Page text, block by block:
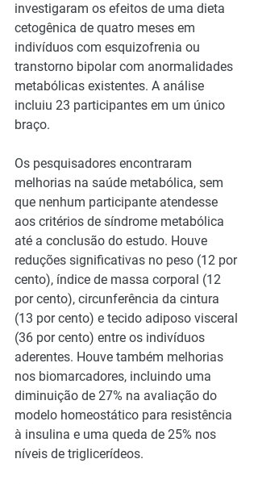
investigaram os efeitos de uma dieta
cetogênica de quatro meses em
indivíduos com esquizofrenia ou
transtorno bipolar com anormalidades
metabólicas existentes. A análise
incluiu 23 participantes em um único
braço.
Os pesquisadores encontraram
melhorias na saúde metabólica, sem
que nenhum participante atendesse
aos critérios de síndrome metabólica
até a conclusão do estudo. Houve
reduções significativas no peso (12 por
cento), índice de massa corporal (12
por cento), circunferência da cintura
(13 por cento) e tecido adiposo visceral
(36 por cento) entre os indivíduos
aderentes. Houve também melhorias
nos biomarcadores, incluindo uma
diminuição de 27% na avaliação do
modelo homeostático para resistência
à insulina e uma queda de 25% nos
níveis de triglicerídeos.